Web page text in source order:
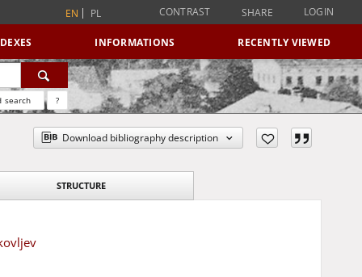
EN PL CONTRAST SHARE LOGIN
INFORMATIONS RECENTLY VIEWED
search ?
Download bibliography description
STRUCTURE